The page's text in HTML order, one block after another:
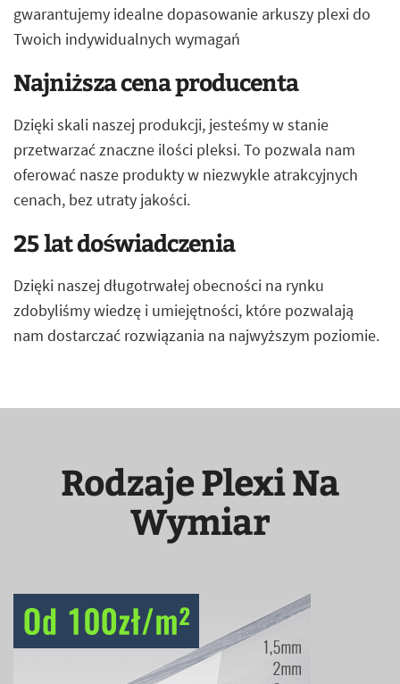
gwarantujemy idealne dopasowanie arkuszy plexi do
Twoich indywidualnych wymagań
Najniższa cena producenta
Dzięki skali naszej produkcji, jesteśmy w stanie
przetwarzać znaczne ilości pleksi. To pozwala nam
oferować nasze produkty w niezwykle atrakcyjnych
cenach, bez utraty jakości.
25 lat doświadczenia
Dzięki naszej długotrwałej obecności na rynku
zdobyliśmy wiedzę i umiejętności, które pozwalają
nam dostarczać rozwiązania na najwyższym poziomie.
Rodzaje Plexi Na
Wymiar